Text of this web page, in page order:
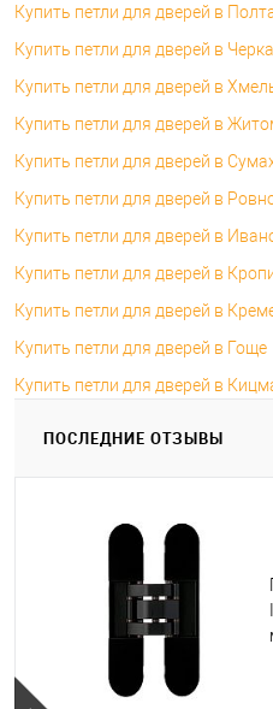
Купить петли для дверей в
Купить петли для дверей в
Купить петли для дверей в
Купить петли для дверей в
Купить петли для дверей в
Купить петли для дверей в
Купить петли для дверей в
Купить петли для дверей в
Купить петли для дверей в
Купить петли для дверей в Гоще
Купить петли для дверей в
ПОСЛЕДНИЕ ОТЗЫВЫ